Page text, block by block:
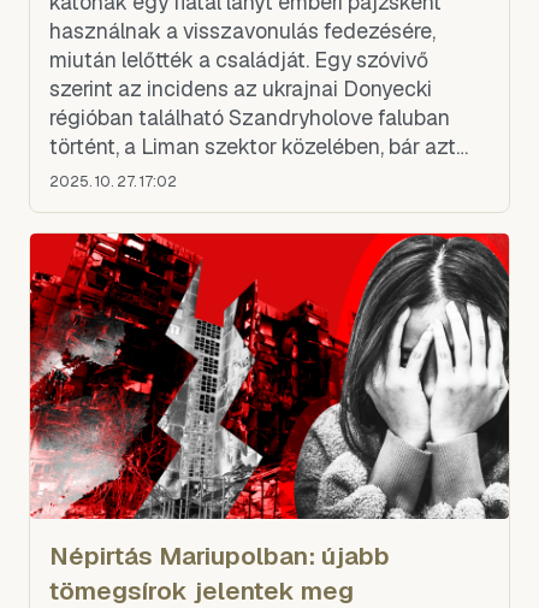
használnak a visszavonulás fedezésére,
miután lelőtték a családját. Egy szóvivő
szerint az incidens az ukrajnai Donyecki
régióban található Szandryholove faluban
történt, a Liman szektor közelében, bár azt
nem, hogy mikor történt. Az egység szerdán
2025. 10. 27. 17:02
Népirtás Mariupolban: újabb
tömegsírok jelentek meg